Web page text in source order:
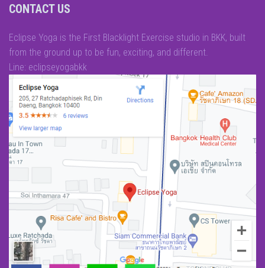
CONTACT US
Eclipse Yoga is the First Blacklight Exercise studio in BKK, built
from the ground up to be fun, exciting, and different.
Line: eclipseyogabkk